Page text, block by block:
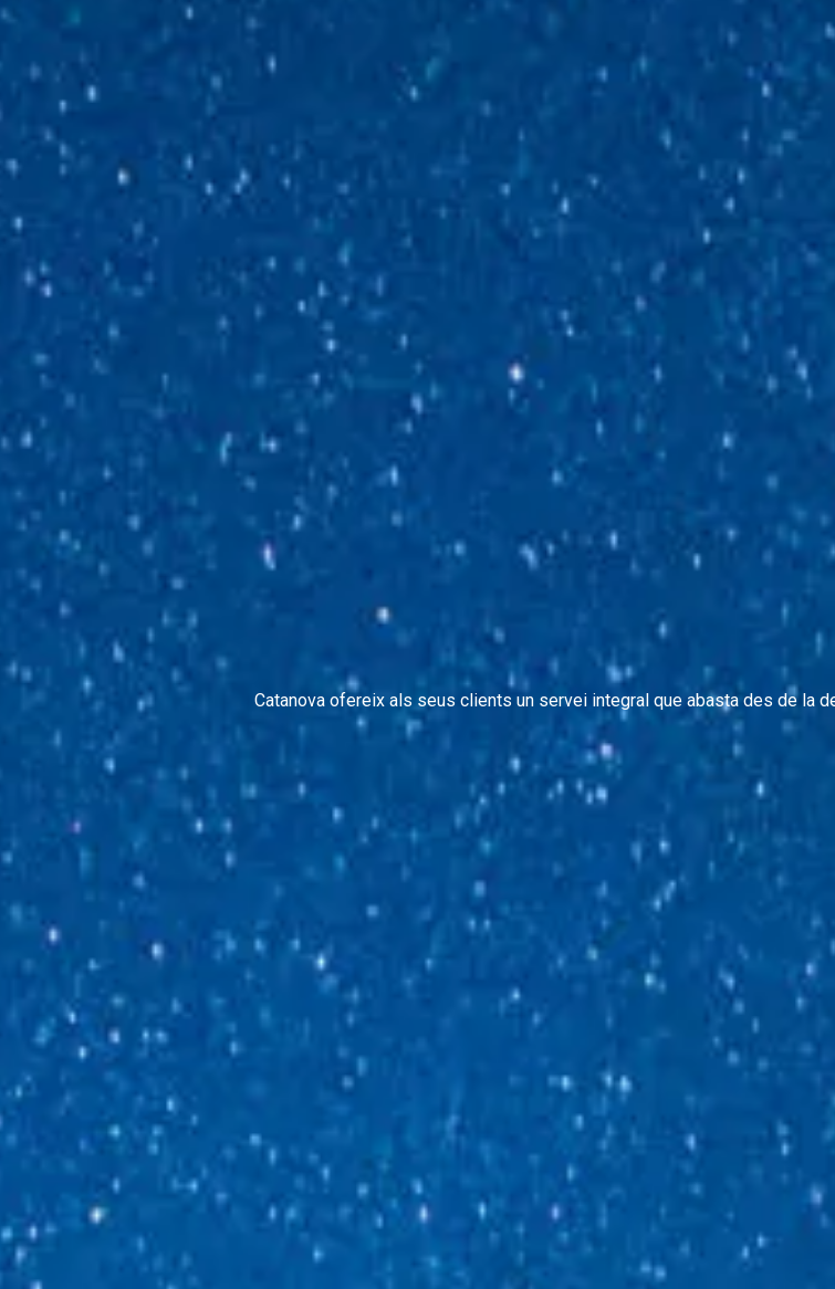
Catanova ofereix als seus clients un servei integral que abasta des de la